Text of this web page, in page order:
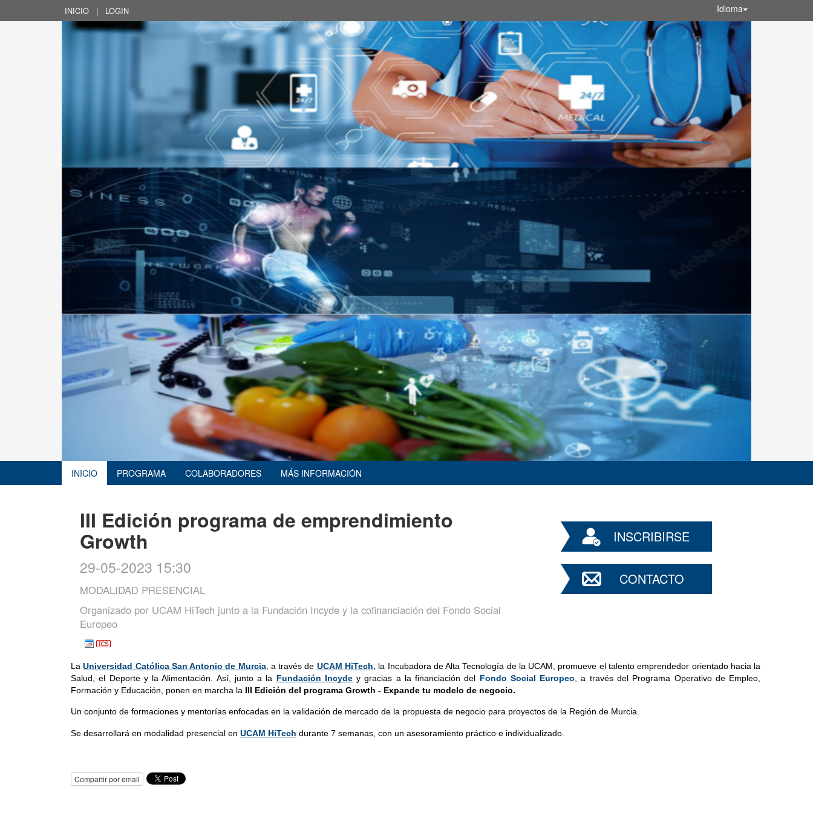
INICIO | LOGIN Idioma
INICIO PROGRAMA COLABORADORES MÁS INFORMACIÓN
III Edición programa de emprendimiento
Growth
29-05-2023 15:30
MODALIDAD PRESENCIAL
Organizado por UCAM HiTech junto a la Fundación Incyde y la cofinanciación del Fondo Social
Europeo
INSCRIBIRSE
CONTACTO
La Universidad Católica San Antonio de Murcia, a través de UCAM HiTech, la Incubadora de Alta Tecnología de la UCAM, promueve el talento emprendedor orientado hacia la
Salud, el Deporte y la Alimentación. Así, junto a la Fundación Incyde y gracias a la financiación del Fondo Social Europeo , a través del Programa Operativo de Empleo,
Formación y Educación, ponen en marcha la III Edición del programa Growth - Expande tu modelo de negocio.
Un conjunto de formaciones y mentorías enfocadas en la validación de mercado de la propuesta de negocio para proyectos de la Región de Murcia.
Se desarrollará en modalidad presencial en UCAM HiTech durante 7 semanas, con un asesoramiento práctico e individualizado.
Compartir por email